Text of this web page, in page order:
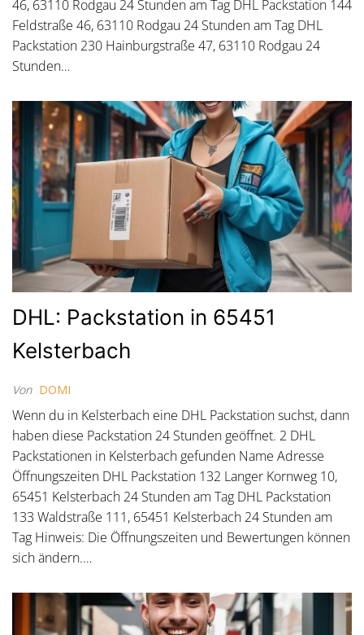
46, 63110 Rodgau 24 Stunden am Tag DHL Packstation 144
Feldstraße 46, 63110 Rodgau 24 Stunden am Tag DHL
Packstation 230 Hainburgstraße 47, 63110 Rodgau 24
Stunden…
DHL: Packstation in 65451
Kelsterbach
Von DOMI
Wenn du in Kelsterbach eine DHL Packstation suchst, dann
haben diese Packstation 24 Stunden geöffnet. 2 DHL
Packstationen in Kelsterbach gefunden Name Adresse
Öffnungszeiten DHL Packstation 132 Langer Kornweg 10,
65451 Kelsterbach 24 Stunden am Tag DHL Packstation
133 Waldstraße 111, 65451 Kelsterbach 24 Stunden am
Tag Hinweis: Die Öffnungszeiten und Bewertungen können
sich ändern.…